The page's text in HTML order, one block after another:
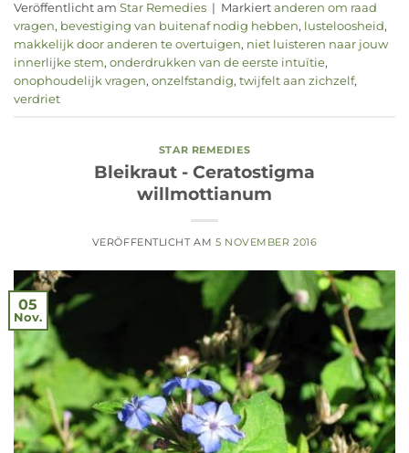
Veröffentlicht am Star Remedies | Markiert anderen om raad
vragen, bevestiging van buitenaf nodig hebben, lusteloosheid,
makkelijk door anderen te overtuigen, niet luisteren naar jouw
innerlijke stem, onderdrukken van de eerste intuïtie,
onophoudelijk vragen, onzelfstandig, twijfelt aan zichzelf,
verdriet
STAR REMEDIES
Bleikraut - Ceratostigma
willmottianum
VERÖFFENTLICHT AM 5 NOVEMBER 2016
05
Nov.